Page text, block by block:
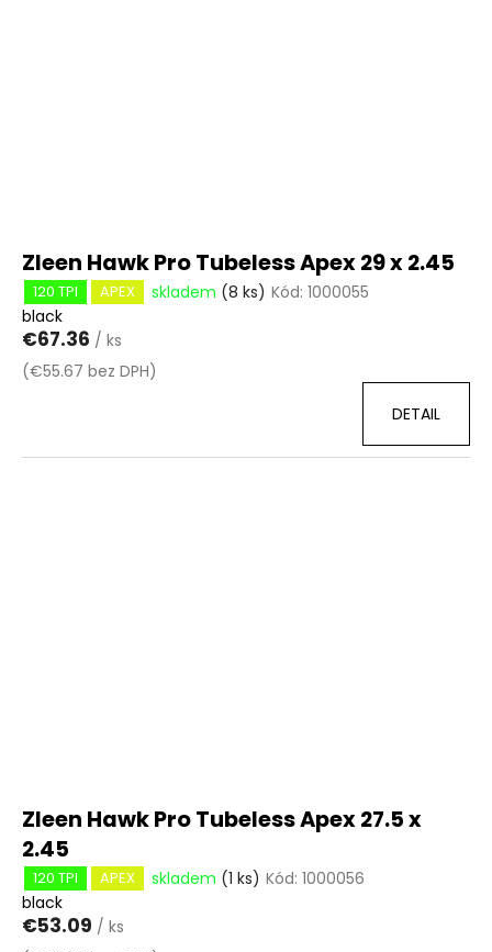
Zleen Hawk Pro Tubeless Apex 29 x 2.45
120 TPI APEX skladem (8 ks) Kód: 1000055
black
€67.36 / ks
(€55.67 bez DPH)
DETAIL
Zleen Hawk Pro Tubeless Apex 27.5 x
2.45
120 TPI APEX skladem (1 ks) Kód: 1000056
black
€53.09 / ks